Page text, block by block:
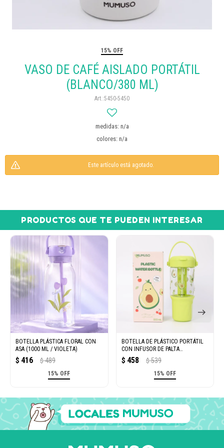
15% OFF
VASO DE CAFÉ AISLADO PORTÁTIL
(BLANCO/380 ML)
5450-5450
medidas: n/a
colores: n/a
Este artículo está agotado.
PRODUCTOS QUE TE PUEDEN INTERESAR
BOTELLA PLÁSTICA FLORAL CON
ASA (1000 ML / VIOLETA)
$ 416 $ 489
15% OFF
BOTELLA DE PLÁSTICO PORTÁTIL
CON INFUSOR DE PALTA
(VERDE/800 ML)
$ 458 $ 539
15% OFF